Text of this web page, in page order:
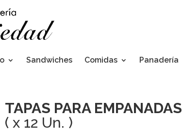
Sandwiches Comidas Panadería
TAPAS PARA EMPANADAS
( x 12 Un. )